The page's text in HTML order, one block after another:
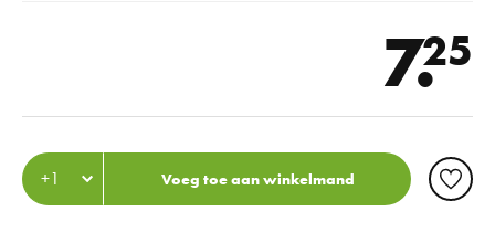
7.
25
Voeg toe aan winkelmand